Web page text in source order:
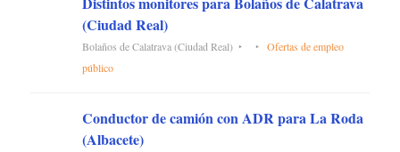
(Ciudad Real)
Bolaños de Calatrava (Ciudad Real)
Ofertas de empleo
público
Conductor de camión con ADR para La Roda
(Albacete)